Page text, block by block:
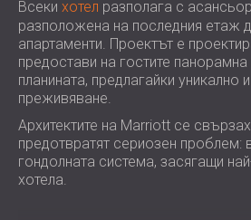
ЗДРАВНИЯ СЕКТОР
ЗВУКОИЗОЛАЦИОННИ
РЕШЕНИЯ ЗА
СЕКТОР
ЗВУКОИЗОЛАЦИОННИ
РЕШЕНИЯ ЗА
Всеки хотел разполага с
разположена на последния етаж
апартаменти. Проектът е
предостави на гостите
планината, предлагайки уникално
преживяване.
Архитектите на Marriott се
предотвратят сериозен проблем:
гондолната система, засягащи
хотела.